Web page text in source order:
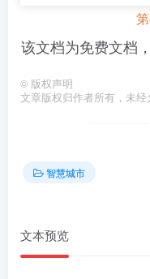
该文档为免费文档
© 版权声明
文章版权归作者所有，未经
智慧城市
文本预览